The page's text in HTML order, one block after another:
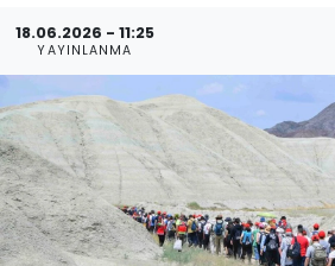
18.06.2026 - 11:25
YAYINLANMA